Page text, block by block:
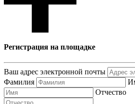
Регистрация на площадке
Ваш адрес электронной почты
Фамилия
Отчество